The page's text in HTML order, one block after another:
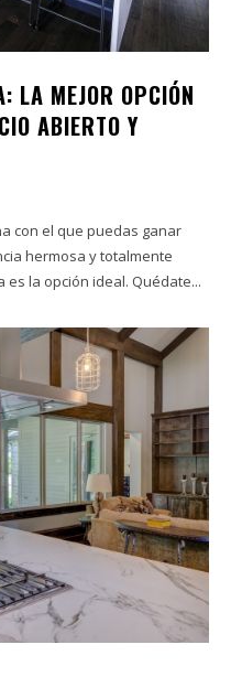
LA MEJOR OPCIÓN
ABIERTO Y
con el que puedas ganar
hermosa y totalmente
la opción ideal. Quédate...